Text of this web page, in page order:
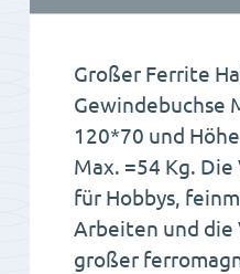
Großer Ferrite
Gewindebuchse
120*70 und
Max. =54 Kg.
für Hobbys,
Arbeiten und die
großer